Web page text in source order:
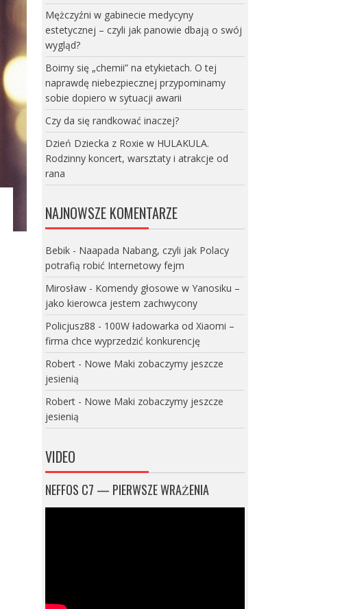
Mężczyźni w gabinecie medycyny
estetycznej – czyli jak panowie dbają o swój
wygląd?
Boimy się „chemii” na etykietach. O tej
naprawdę niebezpiecznej przypominamy
sobie dopiero w sytuacji awarii
Czy da się randkować inaczej?
Dzień Dziecka z Roxie w HULAKULA.
Rodzinny koncert, warsztaty i atrakcje od
rana
NAJNOWSZE KOMENTARZE
Bebik- Naapada Nabang, czyli jak Polacy
potrafią robić Internetowy fejm
Mirosław- Komendy głosowe w Yanosiku –
jako kierowca jestem zachwycony
Policjusz88 - 100W ładowarka od Xiaomi –
firma chce wyprzedzić konkurencję
Robert- Nowe Maki zobaczymy jeszcze
jesienią
Robert- Nowe Maki zobaczymy jeszcze
jesienią
VIDEO
NEFFOS C7 — PIERWSZE WRAŻENIA